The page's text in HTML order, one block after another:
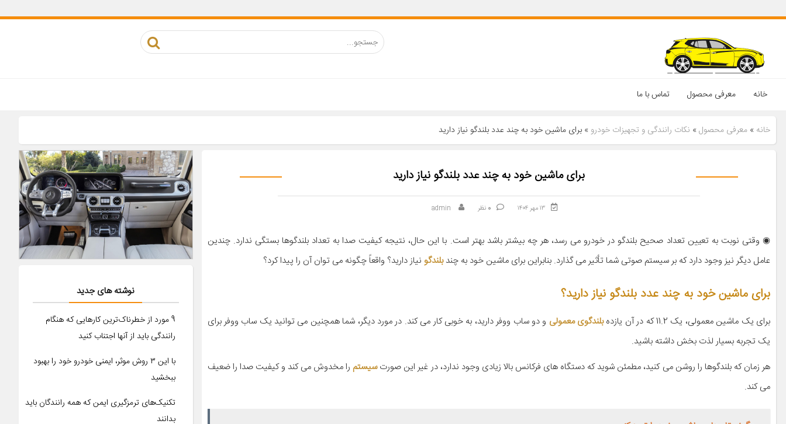
خانه معرفی محصول تماس با ما
خانه » معرفی محصول» نکات رانندگی و تجهیزات خودرو» برای ماشین خود به چند عدد بلندگو نیاز دارید
برای ماشین خود به چند عدد بلندگو نیاز دارید
۱۳ مهر ۱۴۰۴ 0 نظر
◉ وقتی نوبت به تعیین تعداد صحیح بلندگو در خودرو می رسد، هر چه بیشتر باشد بهتر است. با این حال، نتیجه کیفیت صدا به تعداد بلندگوها بستگی ندارد. چندین
عامل دیگر نیز وجود دارد که بر سیستم صوتی شما تأثیر می گذارد. بنابراین برای ماشین خود به چندبلندگو نیاز دارید؟ واقعاً چگونه می توان آن را پیدا کرد؟
برای ماشین خود به چند عدد بلندگو نیاز دارید؟
برای یک ماشین معمولی، یک 11.2 که در آن یازده بلندگوی معمولی و دو ساب ووفر دارید، به خوبی کار می کند. در مورد دیگر، شما همچنین می توانید یک ساب ووفر برای
یک تجربه بسیار لذت بخش داشته باشید.
هر زمان که بلندگوها را روشن می کنید، مطمئن شوید که دستگاه های فرکانس بالا زیادی وجود ندارد، در غیر این صورتسیستم را مخدوش می کند و کیفیت صدا را ضعیف
می کند.
نوشته های جدید
9 مورد از خطرناک‌ترین کارهایی که هنگام
رانندگی باید از آنها اجتناب کنید
با این ۳ روش موثر، ایمنی خودرو خود را بهبود
ببخشید
تکنیک‌های ترمزگیری ایمن که همه رانندگان باید
بدانند